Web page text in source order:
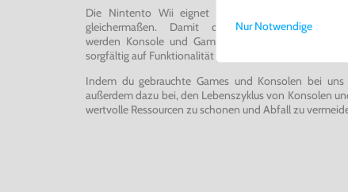
Die Nintento Wii eignet sich perfekt für Retro-
gleichermaßen. Damit du ein einwandfreies
werden Konsole und Game in unserer Reparatur-
sorgfältig auf Funktionalität getestet, gereinigt und bei
Indem du gebrauchte Games und Konsolen bei
außerdem dazu bei, den Lebenszyklus von Konsolen
wertvolle Ressourcen zu schonen und Abfall zu
Nur Notwendige